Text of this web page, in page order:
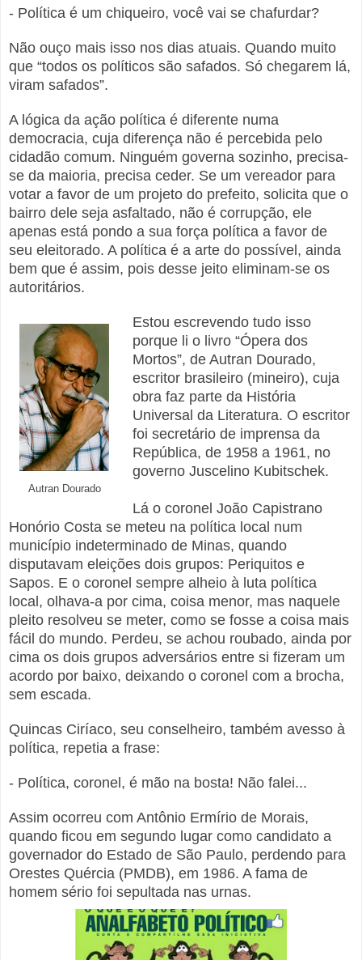
- Política é um chiqueiro, você vai se chafurdar?
Não ouço mais isso nos dias atuais. Quando muito
que “todos os políticos são safados. Só chegarem lá,
viram safados”.
A lógica da ação política é diferente numa
democracia, cuja diferença não é percebida pelo
cidadão comum. Ninguém governa sozinho, precisa-
se da maioria, precisa ceder. Se um vereador para
votar a favor de um projeto do prefeito, solicita que o
bairro dele seja asfaltado, não é corrupção, ele
apenas está pondo a sua força política a favor de
seu eleitorado. A política é a arte do possível, ainda
bem que é assim, pois desse jeito eliminam-se os
autoritários.
Autran Dourado
Estou escrevendo tudo isso
porque li o livro “Ópera dos
Mortos”, de Autran Dourado,
escritor brasileiro (mineiro), cuja
obra faz parte da História
Universal da Literatura. O escritor
foi secretário de imprensa da
República, de 1958 a 1961, no
governo Juscelino Kubitschek.
Lá o coronel João Capistrano
Honório Costa se meteu na política local num
município indeterminado de Minas, quando
disputavam eleições dois grupos: Periquitos e
Sapos. E o coronel sempre alheio à luta política
local, olhava-a por cima, coisa menor, mas naquele
pleito resolveu se meter, como se fosse a coisa mais
fácil do mundo. Perdeu, se achou roubado, ainda por
cima os dois grupos adversários entre si fizeram um
acordo por baixo, deixando o coronel com a brocha,
sem escada.
Quincas Ciríaco, seu conselheiro, também avesso à
política, repetia a frase:
- Política, coronel, é mão na bosta! Não falei...
Assim ocorreu com Antônio Ermírio de Morais,
quando ficou em segundo lugar como candidato a
governador do Estado de São Paulo, perdendo para
Orestes Quércia (PMDB), em 1986. A fama de
homem sério foi sepultada nas urnas.